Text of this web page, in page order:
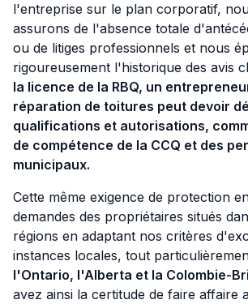
l'entreprise sur le plan corporatif,
assurons de l'absence totale
ou de litiges professionnels et nous
rigoureusement l'historique des avis
la licence de la RBQ, un
réparation de toitures peut devoir
qualifications et autorisations,
de compétence de la CCQ et des
municipaux.
Cette même exigence de protection
demandes des propriétaires situés
régions en adaptant nos critères
instances locales, tout
l'Ontario, l'Alberta et la Colombie-
avez ainsi la certitude de faire affaire